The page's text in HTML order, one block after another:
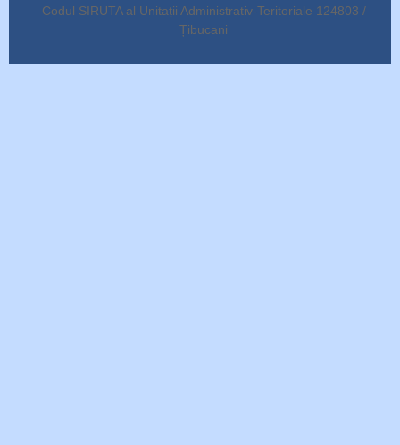
Codul SIRUTA al Unitații Administrativ-Teritoriale 124803 /
Țibucani